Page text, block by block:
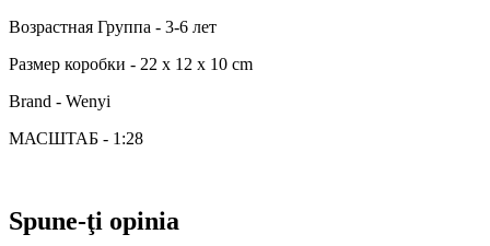
Возрастная Группа - 3-6 лет
Размер коробки - 22 x 12 x 10 cm
Brand - Wenyi
МАСШТАБ - 1:28
Spune-ţi opinia